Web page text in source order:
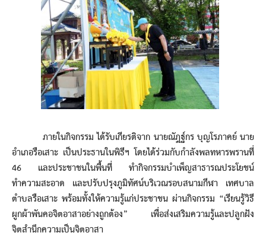
ภายในกิจกรรม ได้รับเกียรติจาก นายณัฎฐ์กร บุญโรภาคย์ นาย
อำเภอรือเสาะ เป็นประธานในพิธีฯ โดยได้ร่วมกับกำลังพลทหารพรานที่
46 และประชาชนในพื้นที่ ทำกิจกรรมบำเพ็ญสาธารณประโยชน์
ทำความสะอาด และปรับปรุงภูมิทัศน์บริเวณรอบสนามกีฬา เทศบาล
ตำบลรือเสาะ พร้อมทั้งให้ความรู้แก่ประชาชน ผ่านกิจกรรม “เรียนรู้วิธี
ผูกผ้าพันคอจิตอาสาอย่างถูกต้อง” เพื่อส่งเสริมความรู้และปลูกฝัง
จิตสำนึกความเป็นจิตอาสา